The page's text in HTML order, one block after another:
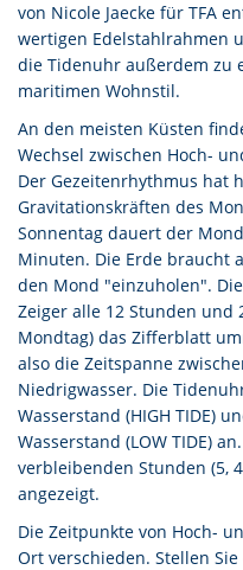
von Nicole Jaecke für TFA
wertigen Edelstahlrahmen
die Tidenuhr außerdem zu
maritimen Wohnstil.
An den meisten Küsten
Wechsel zwischen Hoch-
Der Gezeitenrhythmus hat
Gravitationskräften des
Sonnentag dauert der
Minuten. Die Erde braucht
den Mond "einzuholen".
Zeiger alle 12 Stunden und
Mondtag) das Zifferblatt
also die Zeitspanne
Niedrigwasser. Die
Wasserstand (HIGH TIDE)
Wasserstand (LOW TIDE)
verbleibenden Stunden (5,
angezeigt.
Die Zeitpunkte von Hoch-
Ort verschieden. Stellen